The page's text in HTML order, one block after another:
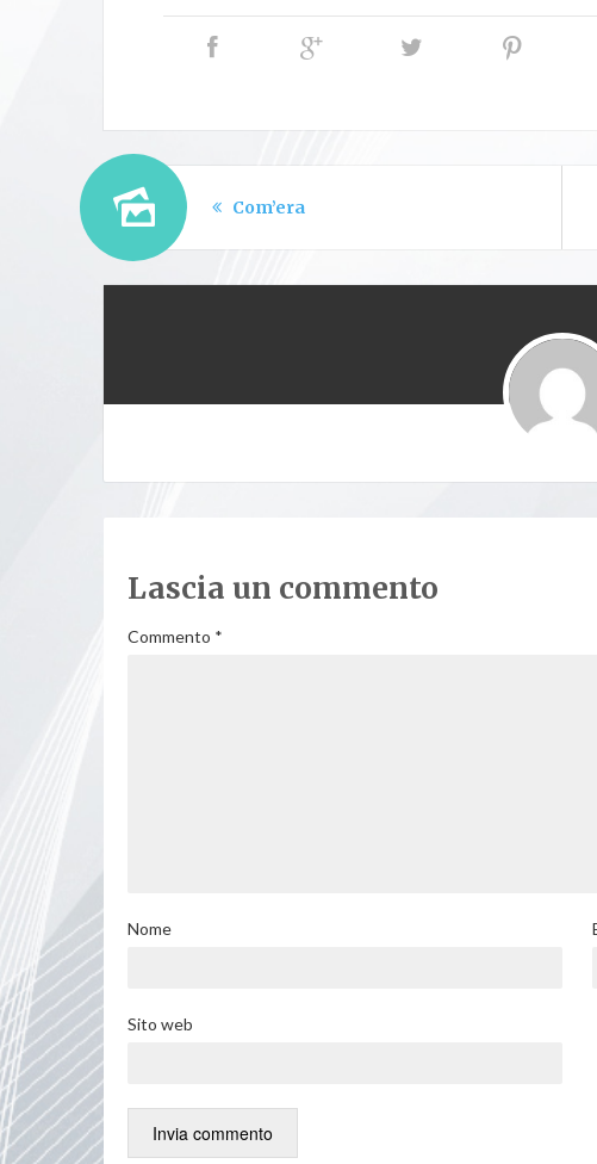
Com’era
Lascia un commento
Commento *
Nome
Sito web